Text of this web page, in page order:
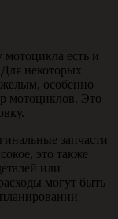
есть и
некоторых
особенно
мотоциклов. Это
запчасти
это также
или
могут быть